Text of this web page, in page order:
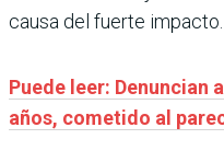
causa del fuerte impacto.
Puede leer: Denuncian
años, cometido al